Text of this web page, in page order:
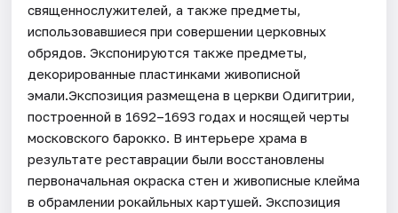
священнослужителей, а также предметы,
использовавшиеся при совершении церковных
обрядов. Экспонируются также предметы,
декорированные пластинками живописной
эмали.Экспозиция размещена в церкви Одигитрии,
построенной в 1692–1693 годах и носящей черты
московского барокко. В интерьере храма в
результате реставрации были восстановлены
первоначальная окраска стен и живописные клейма
в обрамлении рокайльных картушей. Экспозиция